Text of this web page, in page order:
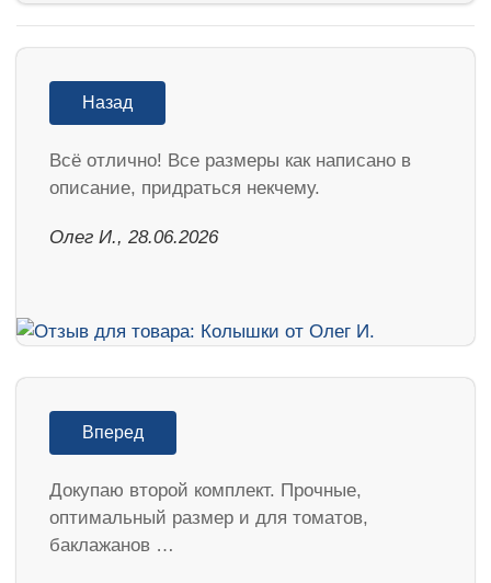
Назад
Всё отлично! Все размеры как написано в
описание, придраться некчему.
Олег И., 28.06.2026
Вперед
Докупаю второй комплект. Прочные,
оптимальный размер и для томатов,
баклажанов …